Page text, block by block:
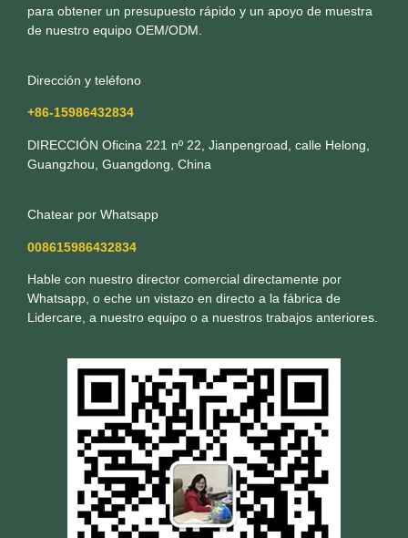
para obtener un presupuesto rápido y un apoyo de muestra
de nuestro equipo OEM/ODM.
Dirección y teléfono
+86-15986432834
DIRECCIÓN Oficina 221 nº 22, Jianpengroad, calle Helong,
Guangzhou, Guangdong, China
Chatear por Whatsapp
008615986432834
Hable con nuestro director comercial directamente por
Whatsapp, o eche un vistazo en directo a la fábrica de
Lidercare, a nuestro equipo o a nuestros trabajos anteriores.